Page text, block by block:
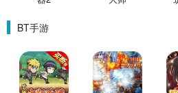
BT手游